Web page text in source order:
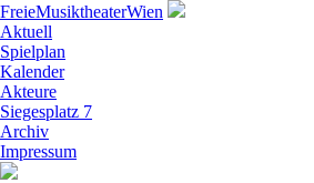
FreieMusiktheaterWien
Aktuell
Spielplan
Kalender
Akteure
Siegesplatz 7
Archiv
Impressum